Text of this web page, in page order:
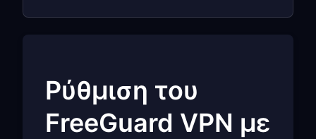
Ρύθμιση του
FreeGuard VPN με